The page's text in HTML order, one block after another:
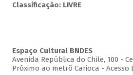
Classificação: LIVRE
Espaço Cultural BNDES
Avenida República do Chile, 100 -
Próximo ao metrô Carioca - Acesso